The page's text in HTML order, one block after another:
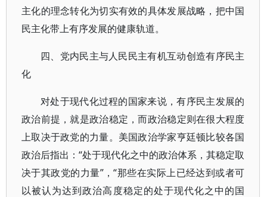
主化的理念转化为切实有效的具体发展战略，把中国
民主化带上有序发展的健康轨道。
四、党内民主与人民民主有机互动创造有序民主
化
对处于现代化过程的国家来说，有序民主发展的
政治前提，就是政治稳定，而政治稳定则在很大程度
上取决于政党的力量。美国政治学家亨廷顿比较各国
政治后指出：“处于现代化之中的政治体系，其稳定取
决于其政党的力量”，“那些在实际上已经达到或者可
以被认为达到政治高度稳定的处于现代化之中的国